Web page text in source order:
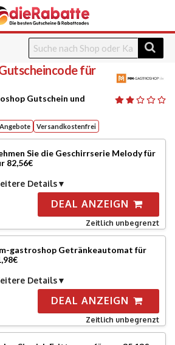
für
Gutschein und
Angebote Versandkostenfrei
Sie die Geschirrserie Melody für
82,56€
Details
DEAL ANZEIGN
Zeitlich unbegrenzt
gastroshop Getränkeautomat für
Details
DEAL ANZEIGN
Zeitlich unbegrenzt